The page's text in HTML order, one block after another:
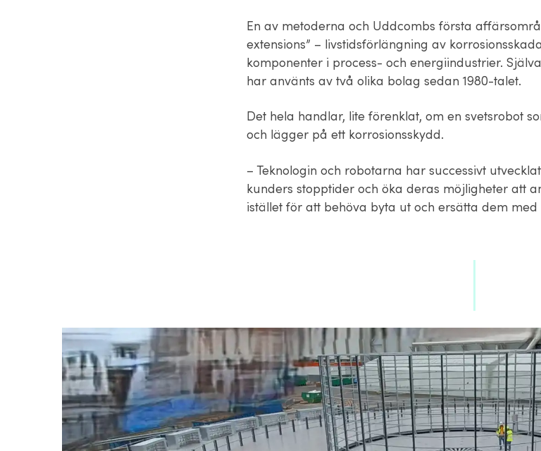
En av metoderna och Uddcombs första
extensions” – livstidsförlängning av
komponenter i process- och energiindustrier.
har använts av två olika bolag sedan 1980-talet.
Det hela handlar, lite förenklat, om en svetsrobot
och lägger på ett korrosionsskydd.
– Teknologin och robotarna har successivt
kunders stopptider och öka deras möjligheter att
istället för att behöva byta ut och ersätta dem med